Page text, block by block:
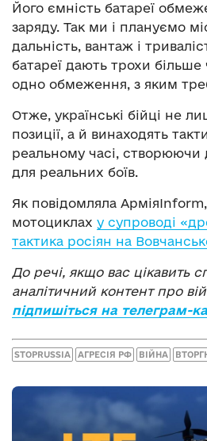
Його ємність батареї
заряду. Так ми і плануємо
дальність, вантаж і
батареї дають трохи більше
одно обмеження, з яким
Отже, українські бійці не
позиції, а й винаходять
реальному часі, створюючи
для реальних боїв.
Як повідомляла
мотоциклах у супроводі
тактика росіян на
До речі, якщо вас цікавить
аналітичний контент про
підпишіться на телеграм-
STOPRUSSIA АГРЕСІЯ РФ ВІЙНА